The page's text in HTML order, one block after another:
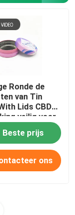
Ronde de
van Tin
Lids CBD
veilig voor
Beste prijs
ons